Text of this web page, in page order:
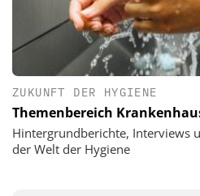
ZUKUNFT DER HYGIENE
Themenbereich
Hintergrundberichte, Interviews
der Welt der Hygiene